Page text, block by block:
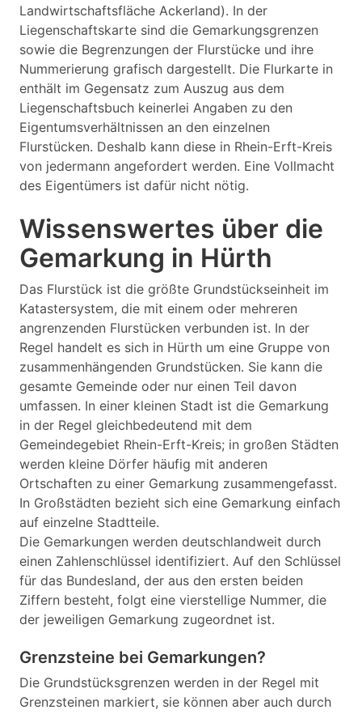
Landwirtschaftsfläche Ackerland). In der
Liegenschaftskarte sind die Gemarkungsgrenzen
sowie die Begrenzungen der Flurstücke und ihre
Nummerierung grafisch dargestellt. Die Flurkarte in
enthält im Gegensatz zum Auszug aus dem
Liegenschaftsbuch keinerlei Angaben zu den
Eigentumsverhältnissen an den einzelnen
Flurstücken. Deshalb kann diese in Rhein-Erft-Kreis
von jedermann angefordert werden. Eine Vollmacht
des Eigentümers ist dafür nicht nötig.
Wissenswertes über die
Gemarkung in Hürth
Das Flurstück ist die größte Grundstückseinheit im
Katastersystem, die mit einem oder mehreren
angrenzenden Flurstücken verbunden ist. In der
Regel handelt es sich in Hürth um eine Gruppe von
zusammenhängenden Grundstücken. Sie kann die
gesamte Gemeinde oder nur einen Teil davon
umfassen. In einer kleinen Stadt ist die Gemarkung
in der Regel gleichbedeutend mit dem
Gemeindegebiet Rhein-Erft-Kreis; in großen Städten
werden kleine Dörfer häufig mit anderen
Ortschaften zu einer Gemarkung zusammengefasst.
In Großstädten bezieht sich eine Gemarkung einfach
auf einzelne Stadtteile.
Die Gemarkungen werden deutschlandweit durch
einen Zahlenschlüssel identifiziert. Auf den Schlüssel
für das Bundesland, der aus den ersten beiden
Ziffern besteht, folgt eine vierstellige Nummer, die
der jeweiligen Gemarkung zugeordnet ist.
Grenzsteine bei Gemarkungen?
Die Grundstücksgrenzen werden in der Regel mit
Grenzsteinen markiert, sie können aber auch durch